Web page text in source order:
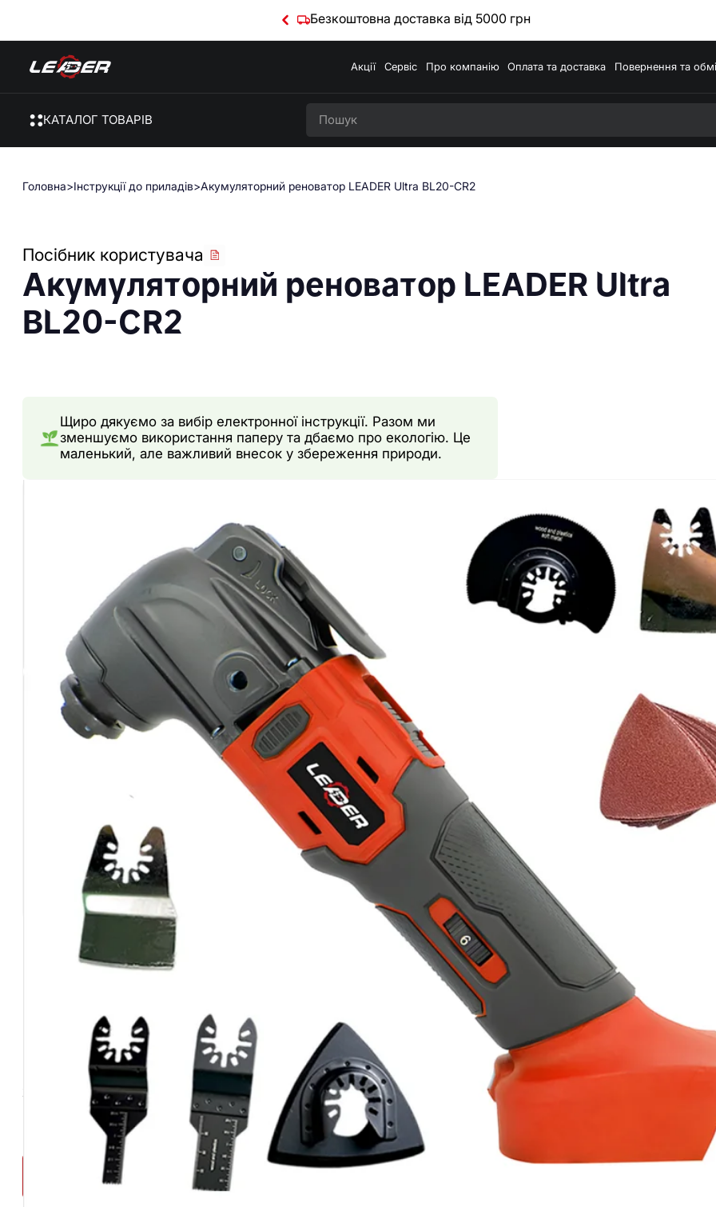
Безкоштовна доставка від 5000 грн
Акції Сервіс Про компанію Оплата та доставка Повернення та
КАТАЛОГ ТОВАРІВ
Головна>Інструкції до приладів>Акумуляторний реноватор LEADER Ultra BL20-CR2
Посібник користувача
Акумуляторний реноватор LEADER Ultra
BL20-CR2
Щиро дякуємо за вибір електронної інструкції. Разом ми
зменшуємо використання паперу та дбаємо про екологію. Це
маленький, але важливий внесок у збереження природи.
Шановний покупець!
Компанія LEADER-mAh висловлює Вам вдячність за придбання цього акумуляторного інструменту.
Продукція під торговою маркою LEADER-mAh постійно вдосконалюється та покращується.
Зверніть увагу на пункт гарантійного обслуговування, який знаходиться в кінці даного посібника.
Перед початком робіт уважно вивчіть посібник з експлуатації. У процесі експлуатації дотримуйтесь
вимог, щоб забезпечити оптимальне функціонування інструменту та продовжити термін його служби.
Інструмент може мати деякі відмінності від цього посібника, повʼязані зі зміною конструкції, які не
характеристики, умови її монтажу та експлуатації.
Будова інструменту